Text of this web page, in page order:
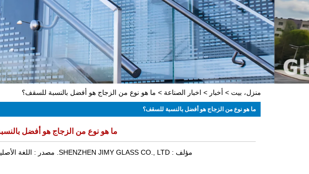
منزل، بيت > أخبار > اخبار الصناعة > ما هو نوع من الزجاج هو أفضل بالنسبة للسقف؟
ما هو نوع من الزجاج هو أفضل بالنسبة للسقف؟
ما هو نوع من الزجاج هو أفضل
مؤلف : SHENZHEN JIMY GLASS CO., LTD. مصدر : اللغة